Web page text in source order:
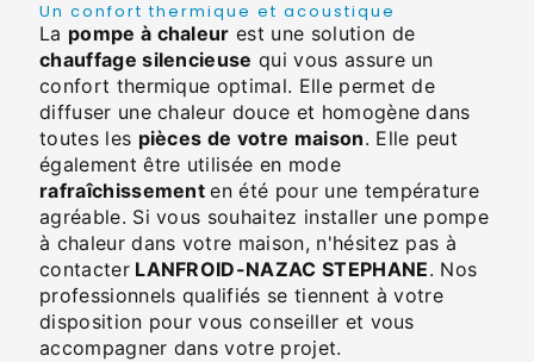
Un confort thermique et acoustique
La pompe à chaleur est une solution de
chauffage silencieuse qui vous assure un
confort thermique optimal. Elle permet de
diffuser une chaleur douce et homogène dans
toutes les pièces de votre maison. Elle peut
également être utilisée en mode
rafraîchissementen été pour une température
agréable. Si vous souhaitez installer une pompe
à chaleur dans votre maison, n'hésitez pas à
contacterLANFROID-NAZAC STEPHANE. Nos
professionnels qualifiés se tiennent à votre
disposition pour vous conseiller et vous
accompagner dans votre projet.